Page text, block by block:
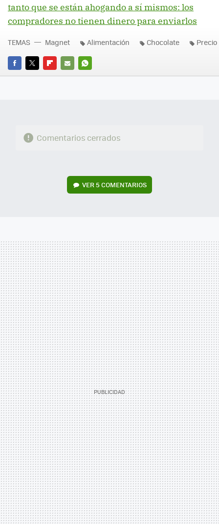
tanto que se están ahogando a sí mismos: los
compradores no tienen dinero para enviarlos
FACEBOOK
TWITTERFLIPBOARD
E-
WHATSAPP
TEMAS Magnet Alimentación Chocolate Precio
Comentarios cerrados
VER 5 COMENTARIOS